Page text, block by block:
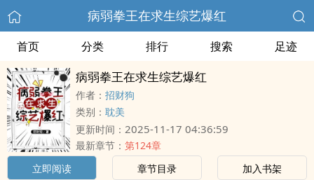
病弱拳王在求生综艺爆红
首页 分类 排行 搜索 足迹
病弱拳王在求生综艺爆红
作者： 招财狗
类别： 耽美
更新时间： 2025-11-17 04:36:59
最新章节： 第124章
立即阅读
章节目录 加入书架